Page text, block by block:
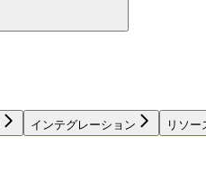
インテグレーション リソー